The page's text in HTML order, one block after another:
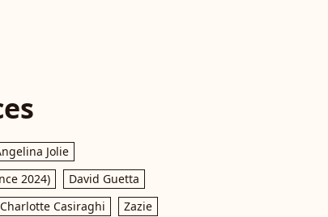
Jolie
2024)
David Guetta
Charlotte Casiraghi
Zazie